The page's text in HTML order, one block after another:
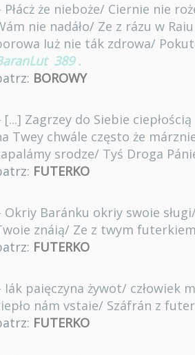
Płácż że nieboże/ Ciernie nie
nie nadáło/ Ze z rázu w
Iuż nie ták zdrowa/
389 .
BOROWY
[...] Zagrzey do Siebie
Twey chwále często że
srodze/ Tyś Droga
FUTERKO
Okriy Baránku okriy swoie
znáią/ Ze z twym
FUTERKO
Iák paięczyna żywot/ człowiek
nám vstaie/ Száfrán z
FUTERKO